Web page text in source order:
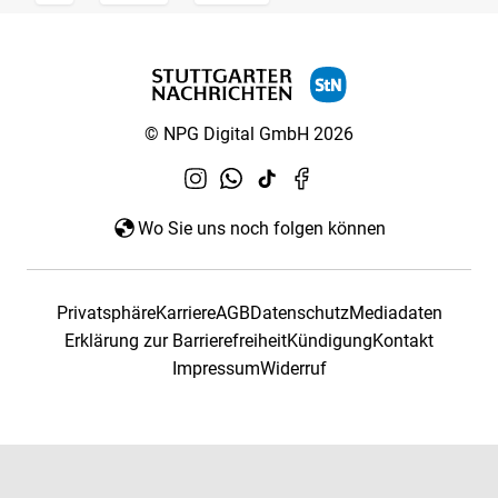
© NPG Digital GmbH 2026
Wo Sie uns noch folgen können
PrivatsphäreKarriereAGBDatenschutzMediadaten
Erklärung zur BarrierefreiheitKündigungKontakt
ImpressumWiderruf